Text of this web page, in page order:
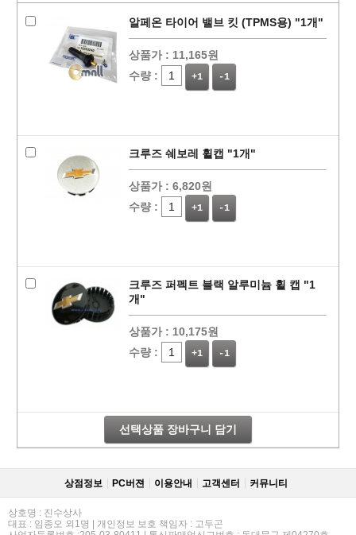
알페온 타이어 밸브 킷 (TPMS용) "1개"
상품가 : 11,165원
수량 :
+1 -1
크루즈 쉐보레 휠캡 "1개"
상품가 : 6,820원
수량 :
+1 -1
크루즈 퍼펙트 블랙 알루미늄 휠 캡 "1
개"
상품가 : 10,175원
수량 :
+1 -1
선택상품 장바구니 담기
상점정보 PC버젼 이용안내 고객센터 커뮤니티
상호명 : 진수상사
대표 : 임종오 외1명 | 개인정보 보호 책임자 : 고두곤